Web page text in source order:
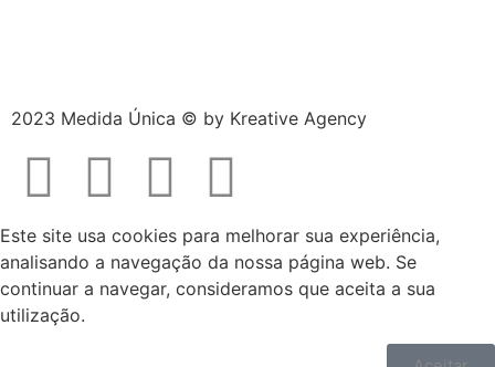
2023 Medida Única © by Kreative Agency
Este site usa cookies para melhorar sua experiência,
analisando a navegação da nossa página web. Se
continuar a navegar, consideramos que aceita a sua
utilização.